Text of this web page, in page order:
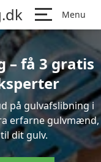
Menu
– få 3 gratis
på gulvafslibning i
erfarne gulvmænd,
dit gulv.